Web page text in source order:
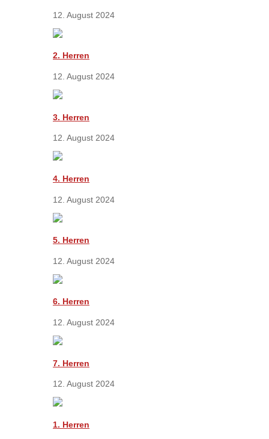
12. August 2024
2. Herren
12. August 2024
3. Herren
12. August 2024
4. Herren
12. August 2024
5. Herren
12. August 2024
6. Herren
12. August 2024
7. Herren
12. August 2024
1. Herren